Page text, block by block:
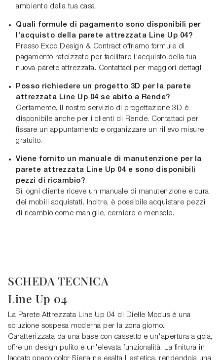
ambiente della tua casa.
Quali formule di pagamento sono disponibili per
l'acquisto della parete attrezzata Line Up 04?
Presso Expo Design & Contract offriamo formule di
pagamento rateizzate per facilitare l'acquisto della tua
nuova parete attrezzata. Contattaci per maggiori dettagli.
Posso richiedere un progetto 3D per la parete
attrezzata Line Up 04 se abito a Rende?
Certamente. Il nostro servizio di progettazione 3D è
disponibile anche per i clienti di Rende. Contattaci per
fissare un appuntamento e organizzare un rilievo misure
gratuito.
Viene fornito un manuale di manutenzione per la
parete attrezzata Line Up 04 e sono disponibili
pezzi di ricambio?
Sì, ogni cliente riceve un manuale di manutenzione e cura
dei mobili acquistati. Inoltre, è possibile acquistare pezzi
di ricambio come maniglie, cerniere e mensole.
SCHEDA TECNICA
Line Up 04
La Parete Attrezzata Line Up 04 di Dielle Modus è una
soluzione sospesa moderna per la zona giorno.
Caratterizzata da una base con cassetto e un'apertura a gola,
offre un design pulito e un'elevata funzionalità. La finitura in